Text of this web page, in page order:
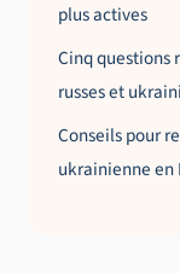
plus actives
Cinq questions
russes et
Conseils pour
ukrainienne en